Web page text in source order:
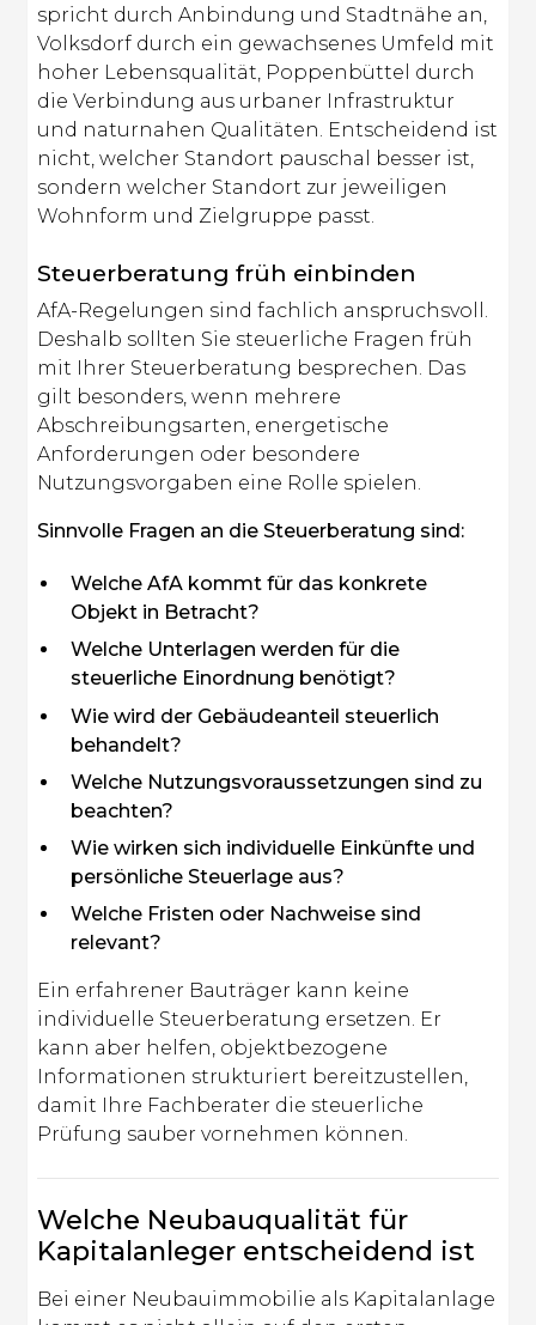
spricht durch Anbindung und Stadtnähe an,
Volksdorf durch ein gewachsenes Umfeld mit
hoher Lebensqualität, Poppenbüttel durch
die Verbindung aus urbaner Infrastruktur
und naturnahen Qualitäten. Entscheidend ist
nicht, welcher Standort pauschal besser ist,
sondern welcher Standort zur jeweiligen
Wohnform und Zielgruppe passt.
Steuerberatung früh einbinden
AfA-Regelungen sind fachlich anspruchsvoll.
Deshalb sollten Sie steuerliche Fragen früh
mit Ihrer Steuerberatung besprechen. Das
gilt besonders, wenn mehrere
Abschreibungsarten, energetische
Anforderungen oder besondere
Nutzungsvorgaben eine Rolle spielen.
Sinnvolle Fragen an die Steuerberatung sind:
Welche AfA kommt für das konkrete
Objekt in Betracht?
Welche Unterlagen werden für die
steuerliche Einordnung benötigt?
Wie wird der Gebäudeanteil steuerlich
behandelt?
Welche Nutzungsvoraussetzungen sind zu
beachten?
Wie wirken sich individuelle Einkünfte und
persönliche Steuerlage aus?
Welche Fristen oder Nachweise sind
relevant?
Ein erfahrener Bauträger kann keine
individuelle Steuerberatung ersetzen. Er
kann aber helfen, objektbezogene
Informationen strukturiert bereitzustellen,
damit Ihre Fachberater die steuerliche
Prüfung sauber vornehmen können.
Welche Neubauqualität für
Kapitalanleger entscheidend ist
Bei einer Neubauimmobilie als Kapitalanlage